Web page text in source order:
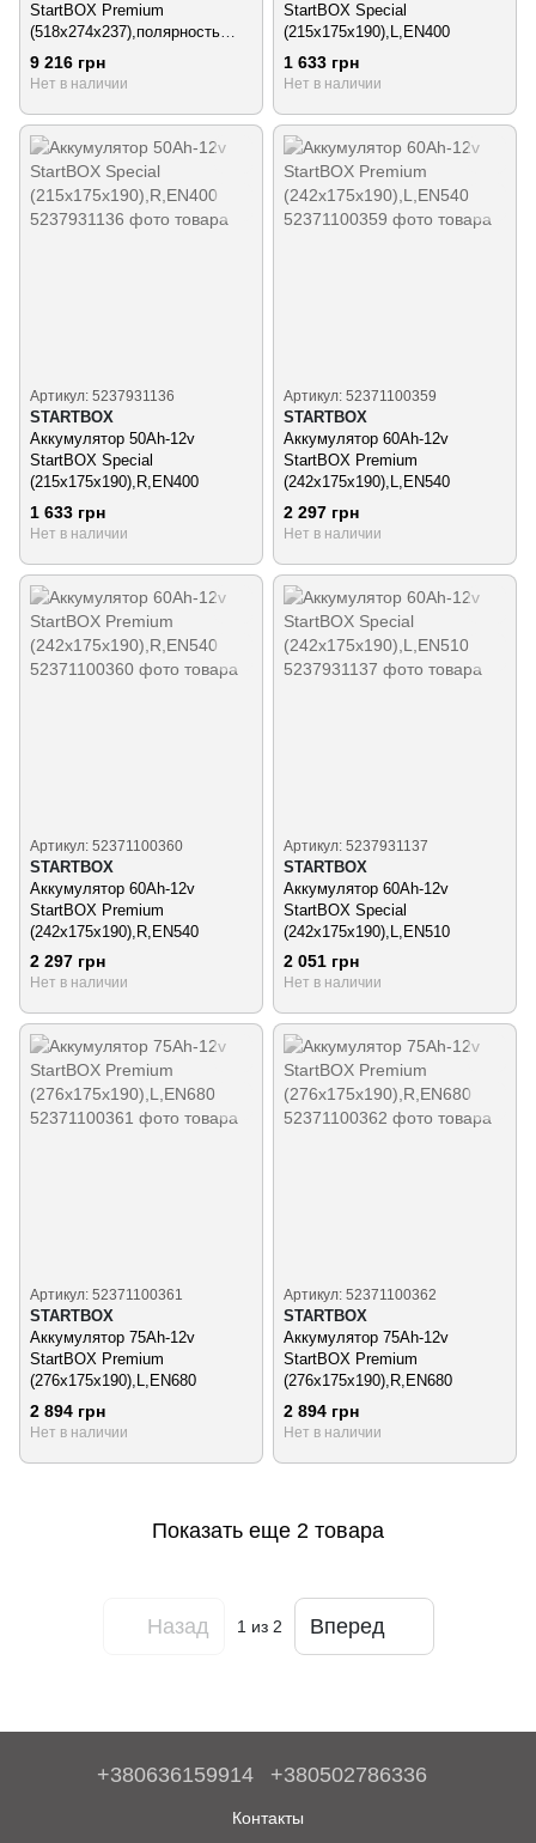
StartBOX Premium
(518x274x237),полярность
обратная (3),EN1400
9 216 грн
Нет в наличии
StartBOX Special
(215x175x190),L,EN400
1 633 грн
Нет в наличии
Артикул: 5237931136
STARTBOX
Аккумулятор 50Ah-12v
StartBOX Special
(215x175x190),R,EN400
1 633 грн
Нет в наличии
Артикул: 52371100359
STARTBOX
Аккумулятор 60Ah-12v
StartBOX Premium
(242x175x190),L,EN540
2 297 грн
Нет в наличии
Артикул: 52371100360
STARTBOX
Аккумулятор 60Ah-12v
StartBOX Premium
(242x175x190),R,EN540
2 297 грн
Нет в наличии
Артикул: 5237931137
STARTBOX
Аккумулятор 60Ah-12v
StartBOX Special
(242x175x190),L,EN510
2 051 грн
Нет в наличии
Артикул: 52371100361
STARTBOX
Аккумулятор 75Ah-12v
StartBOX Premium
(276x175x190),L,EN680
2 894 грн
Нет в наличии
Артикул: 52371100362
STARTBOX
Аккумулятор 75Ah-12v
StartBOX Premium
(276x175x190),R,EN680
2 894 грн
Нет в наличии
Показать еще 2 товара
Назад 1 из 2 Вперед
+380636159914 +380502786336
Контакты